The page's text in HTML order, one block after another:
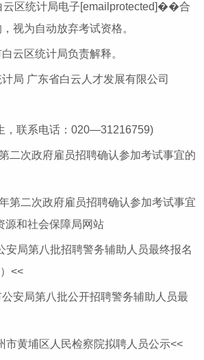
云区统计局电子[emailprotected]��合
视为自动放弃考试资格。
云区统计局负责解释。
局 广东省白云人才发展有限公司
，联系电话：020—31216759)
二次政府雇员招聘确认参加考试事宜的
第二次政府雇员招聘确认参加考试事宜
源和社会保障局网站
安局第八批招聘警务辅助人员最终报名
<<
安局第八批公开招聘警务辅助人员最
市黄埔区人民检察院拟聘人员公示<<